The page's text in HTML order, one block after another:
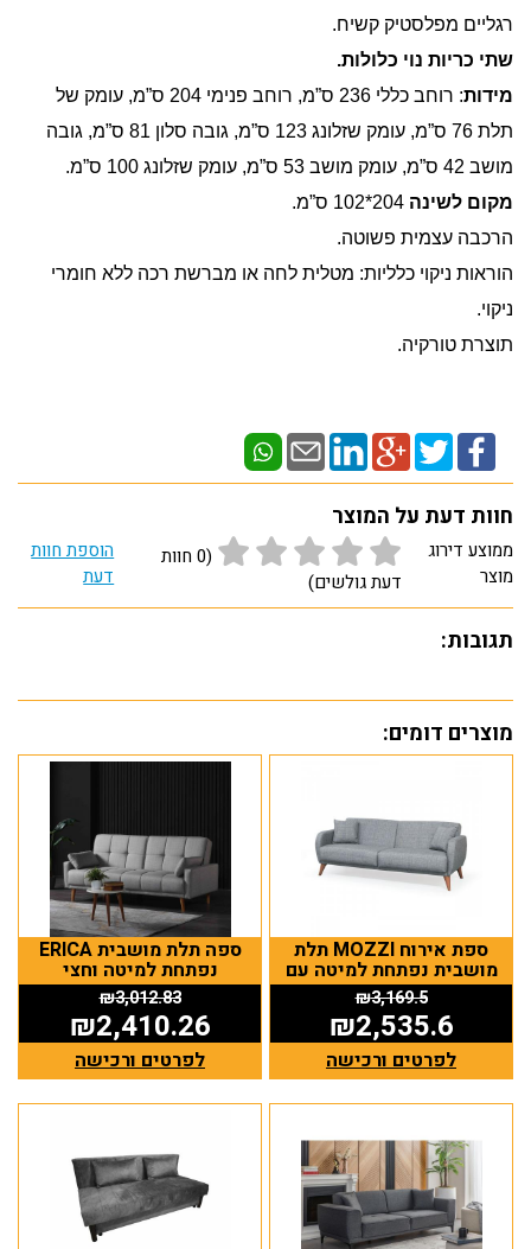
רגליים מפלסטיק קשיח.
שתי כריות נוי כלולות.
מידות
: רוחב כללי 236 ס”מ, רוחב פנימי 204 ס”מ, עומק של
תלת 76 ס”מ, עומק שזלונג 123 ס”מ, גובה סלון 81 ס”מ, גובה
מושב 42 ס”מ, עומק מושב 53 ס”מ, עומק שזלונג 100 ס”מ.
מקום לשינה
הרכבה עצמית פשוטה.
הוראות ניקוי כלליות: מטלית לחה או מברשת רכה ללא חומרי
ניקוי.
תוצרת טורקיה.
חוות דעת על המוצר
ממוצע דירוג
מוצר
(0 חוות
דעת גולשים)
הוספת חוות
דעת
תגובות:
מוצרים דומים:
ספת אירוח MOZZI תלת
מושבית נפתחת למיטה עם
ארגז מצעים
₪3,169.5
₪2,535.6
לפרטים ורכישה
ספה תלת מושבית ERICA
נפתחת למיטה וחצי
₪3,012.83
₪2,410.26
לפרטים ורכישה